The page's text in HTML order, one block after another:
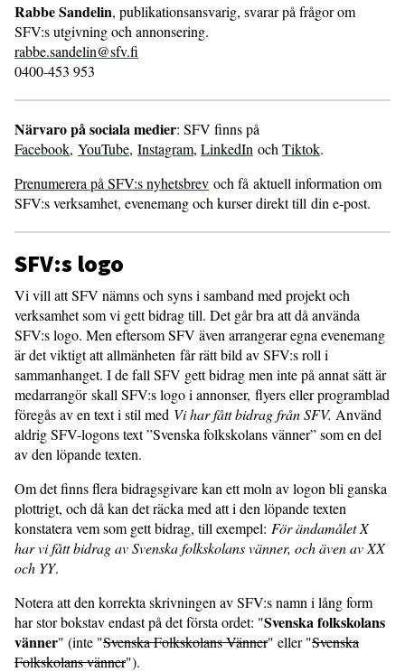
Rabbe Sandelin, publikationsansvarig, svarar på frågor om
SFV:s utgivning och annonsering.
rabbe.sandelin@sfv.fi
0400-453 953
Närvaro på sociala medier: SFV finns på
Facebook, YouTube, Instagram, LinkedIn och Tiktok.
Prenumerera på SFV:s nyhetsbrev och få aktuell information om
SFV:s verksamhet, evenemang och kurser direkt till din e-post.
SFV:s logo
Vi vill att SFV nämns och syns i samband med projekt och
verksamhet som vi gett bidrag till. Det går bra att då använda
SFV:s logo. Men eftersom SFV även arrangerar egna evenemang
är det viktigt att allmänheten får rätt bild av SFV:s roll i
sammanhanget. I de fall SFV gett bidrag men inte på annat sätt är
medarrangör skall SFV:s logo i annonser, flyers eller programblad
föregås av en text i stil med Vi har fått bidrag från SFV. Använd
aldrig SFV-logons text ”Svenska folkskolans vänner” som en del
av den löpande texten.
Om det finns flera bidragsgivare kan ett moln av logon bli ganska
plottrigt, och då kan det räcka med att i den löpande texten
konstatera vem som gett bidrag, till exempel: För ändamålet X
har vi fått bidrag av Svenska folkskolans vänner, och även av XX
och YY.
Notera att den korrekta skrivningen av SFV:s namn i lång form
har stor bokstav endast på det första ordet: "Svenska folkskolans
vänner" (inte "Svenska Folkskolans Vänner" eller "Svenska
Folkskolans vänner").